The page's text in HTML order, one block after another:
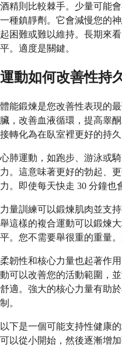
酒精則比較棘手。少量可能
一種鎮靜劑。它會減慢您的
起困難或難以維持。長期來
平。適度是關鍵。
運動如何改善性持
體能鍛煉是您改善性表現的
臟，改善血液循環，提高睾
接轉化為在臥室裡更好的持久
心肺運動，如跑步、游泳或
力。這意味著更好的勃起、
力。即使每天快走 30 分鐘也
力量訓練可以鍛煉肌肉並支
舉這樣的複合運動可以鍛煉
平。您不需要舉很重的重量
柔韌性和核心力量也起著作
動可以改善您的活動範圍，
舒適。強大的核心力量有助
制。
以下是一個可能支持性健康
可以從小開始，然後逐漸增加